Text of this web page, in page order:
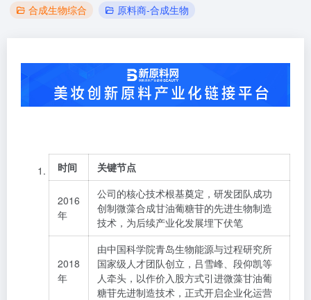
合成生物综合 原料商-合成生物
时间 关键节点
2016
年
公司的核心技术根基奠定，研发团队成功
创制微藻合成甘油葡糖苷的先进生物制造
技术，为后续产业化发展埋下伏笔
2018
年
由中国科学院青岛生物能源与过程研究所
国家级人才团队创立，吕雪峰、段仰凯等
人牵头，以作价入股方式引进微藻甘油葡
糖苷先进制造技术，正式开启企业化运营